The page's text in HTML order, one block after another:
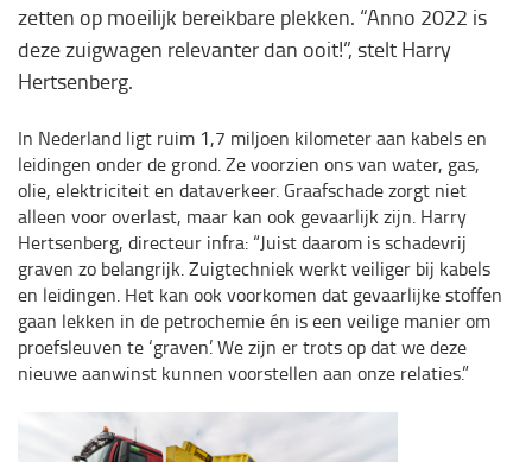
zetten op moeilijk bereikbare plekken. “Anno 2022 is
deze zuigwagen relevanter dan ooit!”, stelt Harry
Hertsenberg.
In Nederland ligt ruim 1,7 miljoen kilometer aan kabels en
leidingen onder de grond. Ze voorzien ons van water, gas,
olie, elektriciteit en dataverkeer. Graafschade zorgt niet
alleen voor overlast, maar kan ook gevaarlijk zijn. Harry
Hertsenberg, directeur infra: “Juist daarom is schadevrij
graven zo belangrijk. Zuigtechniek werkt veiliger bij kabels
en leidingen. Het kan ook voorkomen dat gevaarlijke stoffen
gaan lekken in de petrochemie én is een veilige manier om
proefsleuven te ‘graven’. We zijn er trots op dat we deze
nieuwe aanwinst kunnen voorstellen aan onze relaties.”